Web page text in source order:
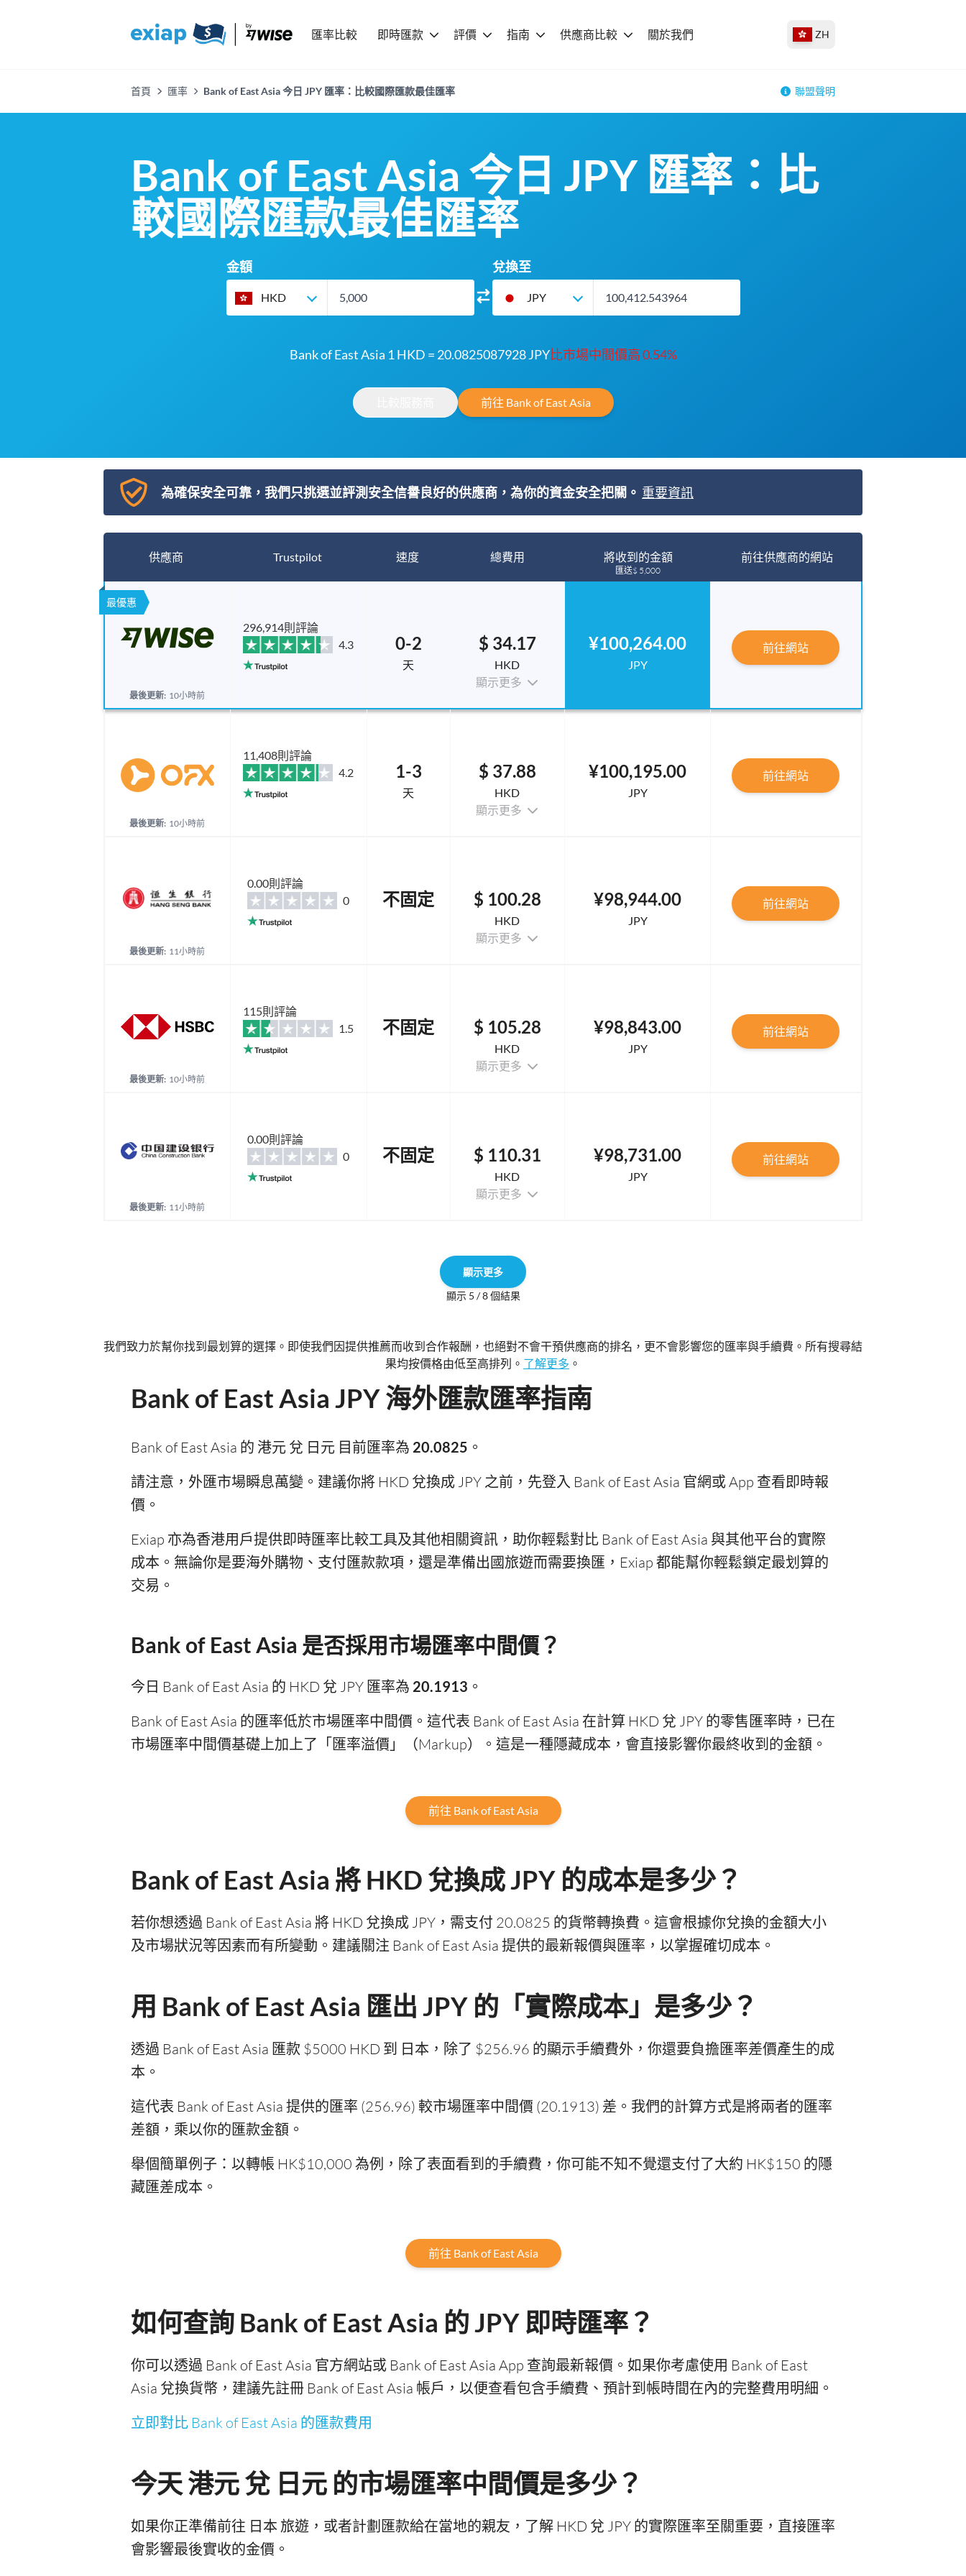
匯率比較 即時匯款 評價 指南 供應商比較 關於我們 ZH
首頁 匯率 Bank of East Asia 今日 JPY 匯率：比較國際匯款最佳匯率 聯盟聲明
Bank of East Asia 今日 JPY 匯率：比
較國際匯款最佳匯率
金額
HKD
兌換至
JPY
Bank of East Asia 1 HKD = 20.0825087928 JPY比市場中間價高 0.54%
前往 Bank of East Asia
為確保安全可靠，我們只挑選並評測安全信譽良好的供應商，為你的資金安全把關。 重要資訊
供應商 Trustpilot 速度 總費用 將收到的金額
匯送$ 5,000
前往供應商的網站
最優惠
最後更新: 10小時前
296,914則評論
4.3
0-2
天
$ 34.17
HKD
顯示更多
¥100,264.00
JPY
前往網站
最後更新: 10小時前
11,408則評論
4.2
1-3
天
$ 37.88
HKD
顯示更多
¥100,195.00
JPY
前往網站
最後更新: 11小時前
0.00則評論
0
不固定 $ 100.28
HKD
顯示更多
¥98,944.00
JPY
前往網站
最後更新: 10小時前
115則評論
1.5
不固定 $ 105.28
HKD
顯示更多
¥98,843.00
JPY
前往網站
最後更新: 11小時前
0.00則評論
0
不固定 $ 110.31
HKD
顯示更多
¥98,731.00
JPY
前往網站
顯示更多
顯示 5 / 8 個結果
我們致力於幫你找到最划算的選擇。即使我們因提供推薦而收到合作報酬，也絕對不會干預供應商的排名，更不會影響您的匯率與手續費。所有搜尋結
果均按價格由低至高排列。 了解更多 。
Bank of East Asia JPY 海外匯款匯率指南
Bank of East Asia 的 港元 兌 日元 目前匯率為 20.0825 。
請注意，外匯市場瞬息萬變。建議你將 HKD 兌換成 JPY 之前，先登入 Bank of East Asia 官網或 App 查看即時報
價。
Exiap 亦為香港用戶提供即時匯率比較工具及其他相關資訊，助你輕鬆對比 Bank of East Asia 與其他平台的實際
成本。無論你是要海外購物、支付匯款款項，還是準備出國旅遊而需要換匯，Exiap 都能幫你輕鬆鎖定最划算的
交易。
Bank of East Asia 是否採用市場匯率中間價？
今日 Bank of East Asia 的 HKD 兌 JPY 匯率為 20.1913 。
Bank of East Asia 的匯率低於市場匯率中間價。這代表 Bank of East Asia 在計算 HKD 兌 JPY 的零售匯率時，已在
市場匯率中間價基礎上加上了「匯率溢價」（Markup）。這是一種隱藏成本，會直接影響你最終收到的金額。
前往 Bank of East Asia
Bank of East Asia 將 HKD 兌換成 JPY 的成本是多少？
若你想透過 Bank of East Asia 將 HKD 兌換成 JPY，需支付 20.0825 的貨幣轉換費。這會根據你兌換的金額大小
及市場狀況等因素而有所變動。建議關注 Bank of East Asia 提供的最新報價與匯率，以掌握確切成本。
用 Bank of East Asia 匯出 JPY 的「實際成本」是多少？
透過 Bank of East Asia 匯款 $5000 HKD 到 日本，除了 $256.96 的顯示手續費外，你還要負擔匯率差價產生的成
本。
這代表 Bank of East Asia 提供的匯率 (256.96) 較市場匯率中間價 (20.1913) 差。我們的計算方式是將兩者的匯率
差額，乘以你的匯款金額。
舉個簡單例子：以轉帳 HK$10,000 為例，除了表面看到的手續費，你可能不知不覺還支付了大約 HK$150 的隱
藏匯差成本。
前往 Bank of East Asia
如何查詢 Bank of East Asia 的 JPY 即時匯率？
你可以透過 Bank of East Asia 官方網站或 Bank of East Asia App 查詢最新報價。如果你考慮使用 Bank of East
Asia 兌換貨幣，建議先註冊 Bank of East Asia 帳戶，以便查看包含手續費、預計到帳時間在內的完整費用明細。
立即對比 Bank of East Asia 的匯款費用
今天 港元 兌 日元 的市場匯率中間價是多少？
如果你正準備前往 日本 旅遊，或者計劃匯款給在當地的親友，了解 HKD 兌 JPY 的實際匯率至關重要，直接匯率
會影響最後實收的金價。